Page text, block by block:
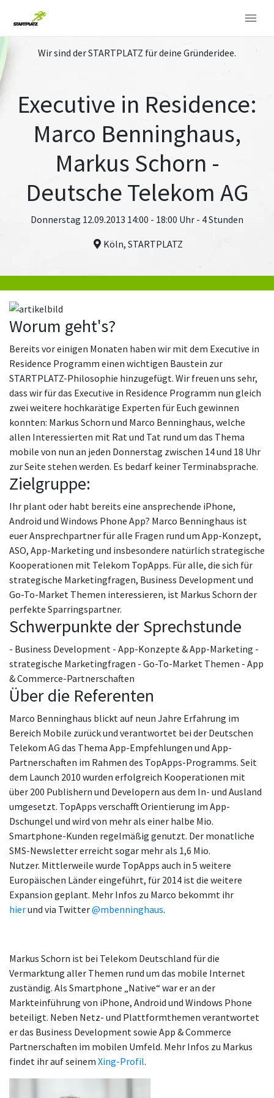
Wir sind der STARTPLATZ für deine Gründeridee.
Executive in Residence:
Marco Benninghaus,
Markus Schorn -
Deutsche Telekom AG
Donnerstag 12.09.2013 14:00 - 18:00 Uhr - 4 Stunden
Köln, STARTPLATZ
Worum geht's?
Bereits vor einigen Monaten haben wir mit dem Executive in
Residence Programm einen wichtigen Baustein zur
STARTPLATZ-Philosophie hinzugefügt. Wir freuen uns sehr,
dass wir für das Executive in Residence Programm nun gleich
zwei weitere hochkarätige Experten für Euch gewinnen
konnten: Markus Schorn und Marco Benninghaus, welche
allen Interessierten mit Rat und Tat rund um das Thema
mobile von nun an jeden Donnerstag zwischen 14 und 18 Uhr
zur Seite stehen werden. Es bedarf keiner Terminabsprache.
Zielgruppe:
Ihr plant oder habt bereits eine ansprechende iPhone,
Android und Windows Phone App? Marco Benninghaus ist
euer Ansprechpartner für alle Fragen rund um App-Konzept,
ASO, App-Marketing und insbesondere natürlich strategische
Kooperationen mit Telekom TopApps. Für alle, die sich für
strategische Marketingfragen, Business Development und
Go-To-Market Themen interessieren, ist Markus Schorn der
perfekte Sparringspartner.
Schwerpunkte der Sprechstunde
- Business Development - App-Konzepte & App-Marketing -
strategische Marketingfragen - Go-To-Market Themen - App
& Commerce-Partnerschaften
Über die Referenten
Marco Benninghaus blickt auf neun Jahre Erfahrung im
Bereich Mobile zurück und verantwortet bei der Deutschen
Telekom AG das Thema App-Empfehlungen und App-
Partnerschaften im Rahmen des TopApps-Programms. Seit
dem Launch 2010 wurden erfolgreich Kooperationen mit
über 200 Publishern und Developern aus dem In- und Ausland
umgesetzt. TopApps verschafft Orientierung im App-
Dschungel und wird von mehr als einer halbe Mio.
Smartphone-Kunden regelmäßig genutzt. Der monatliche
SMS-Newsletter erreicht sogar mehr als 1,6 Mio.
Nutzer. Mittlerweile wurde TopApps auch in 5 weitere
Europäischen Länder eingeführt, für 2014 ist die weitere
Expansion geplant. Mehr Infos zu Marco bekommt ihr
hierund via Twitter@mbenninghaus.
Markus Schorn ist bei Telekom Deutschland für die
Vermarktung aller Themen rund um das mobile Internet
zuständig. Als Smartphone „Native“ war er an der
Markteinführung von iPhone, Android und Windows Phone
beteiligt. Neben Netz- und Plattformthemen verantwortet
er das Business Development sowie App & Commerce
Partnerschaften im mobilen Umfeld. Mehr Infos zu Markus
findet ihr auf seinem Xing-Profil.